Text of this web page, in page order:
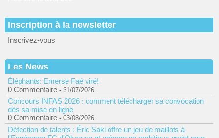
Inscription à la newsletter
Inscrivez-vous
Les News
Éléphants: Emerse Faé viré!
0 Commentaire - 31/07/2026
Concours INFAS 2026 : comment télécharger sa convocation
dès sa mise en ligne
0 Commentaire - 03/08/2026
Détection de talents : Éric Saki offre un jeu de maillots à